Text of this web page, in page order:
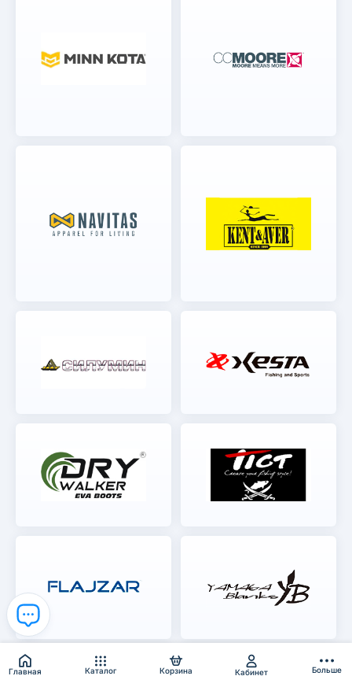
Главная Каталог Корзина Кабинет Больше